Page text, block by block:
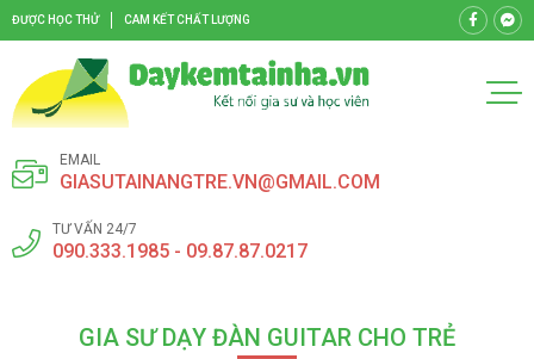
ĐƯỢC HỌC THỬ CAM KẾT CHẤT LƯỢNG
EMAIL
GIASUTAINANGTRE.VN@GMAIL.COM
TƯ VẤN 24/7
090.333.1985 - 09.87.87.0217
GIA SƯ DẠY ĐÀN GUITAR CHO TRẺ